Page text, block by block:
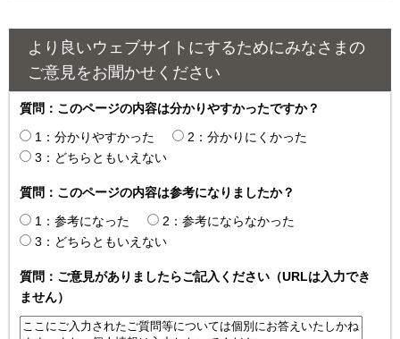
より良いウェブサイトにするためにみなさまの
ご意見をお聞かせください
質問：このページの内容は分かりやすかったですか？
1：分かりやすかった
2：分かりにくかった
3：どちらともいえない
質問：このページの内容は参考になりましたか？
1：参考になった
2：参考にならなかった
3：どちらともいえない
質問：ご意見がありましたらご記入ください（URLは入力でき
ません）